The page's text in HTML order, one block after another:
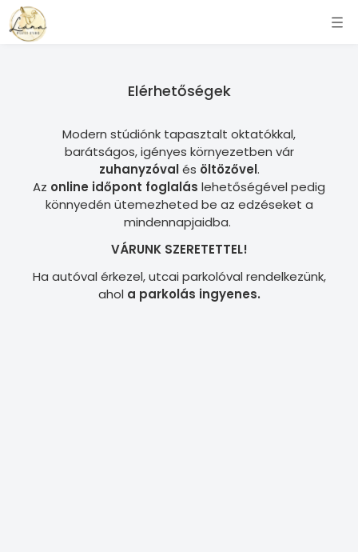
Elérhetőségek
Modern stúdiónk tapasztalt oktatókkal,
barátságos, igényes környezetben vár
zuhanyzóvalés öltözővel.
Az online időpont foglalás lehetőségével pedig
könnyedén ütemezheted be az edzéseket a
mindennapjaidba.
VÁRUNK SZERETETTEL!
Ha autóval érkezel, utcai parkolóval rendelkezünk,
ahol a parkolás ingyenes.